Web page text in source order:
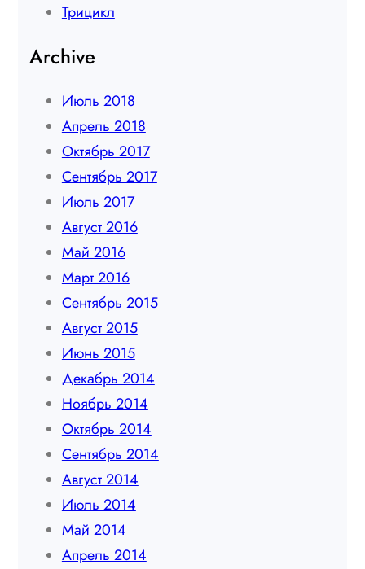
Трицикл
Archive
Июль 2018
Апрель 2018
Октябрь 2017
Сентябрь 2017
Июль 2017
Август 2016
Май 2016
Март 2016
Сентябрь 2015
Август 2015
Июнь 2015
Декабрь 2014
Ноябрь 2014
Октябрь 2014
Сентябрь 2014
Август 2014
Июль 2014
Май 2014
Апрель 2014